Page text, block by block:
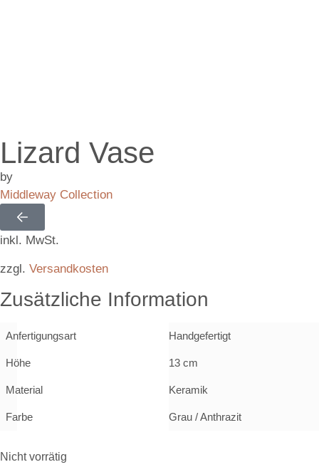
Lizard Vase
by
Middleway Collection
95,00
inkl. MwSt.
zzgl. Versandkosten
Zusätzliche Information
Anfertigungsart Handgefertigt
Höhe 13 cm
Material Keramik
Farbe Grau / Anthrazit
Nicht vorrätig